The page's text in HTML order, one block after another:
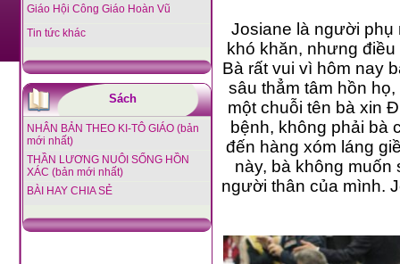
Giáo Hội Công Giáo Hoàn Vũ
Tin tức khác
Sách
NHÂN BẢN THEO KI-TÔ GIÁO (bản
mới nhất)
THẦN LƯƠNG NUÔI SỐNG HỒN
XÁC (bản mới nhất)
BÀI HAY CHIA SẺ
Josiane là người phụ
khó khăn, nhưng điều
Bà rất vui vì hôm nay bà
sâu thẳm tâm hồn họ, nhưng
một chuỗi tên bà xin Đức Thánh
bệnh, không phải bà chỉ nghĩ đến nỗi
đến hàng xóm láng giềng, đến các bạn ở
này, bà không muốn sống một mình với
người thân của mình. Josiane không có gì to lớn, nhưng